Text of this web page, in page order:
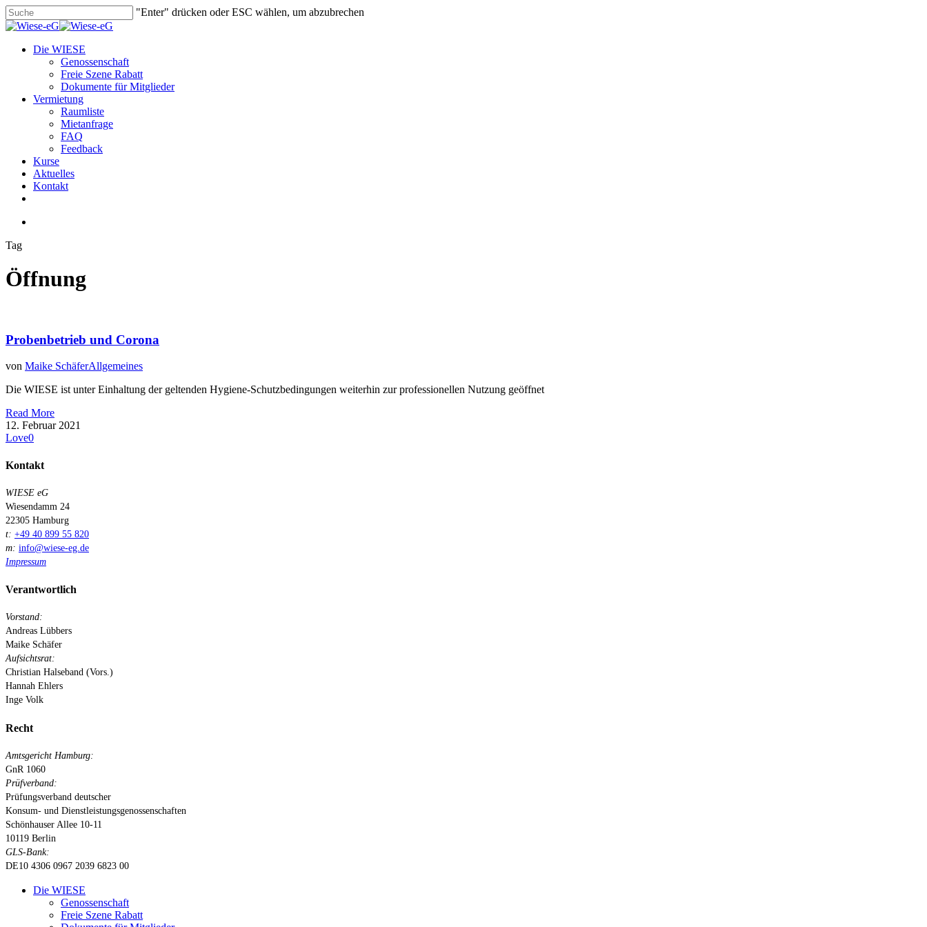
Skip
to
content
"Enter" drücken oder ESC wählen, um abzubrechen
Close
search
Menu
Die WIESE
Genossenschaft
Freie Szene Rabatt
Dokumente für Mitglieder
Vermietung
Raumliste
Mietanfrage
FAQ
Feedback
Kurse
Aktuelles
Kontakt
Tag
Öffnung
Probenbetrieb und Corona
von Maike SchäferAllgemeines
Die WIESE ist unter Einhaltung der geltenden Hygiene-Schutzbedingungen weiterhin zur professionellen Nutzung geöffnet
Read More
12. Februar 2021
Love0
Kontakt
WIESE eG
Wiesendamm 24
22305 Hamburg
t: +49 40 899 55 820
m: info@wiese-eg.de
Impressum
Verantwortlich
Vorstand:
Andreas Lübbers
Maike Schäfer
Aufsichtsrat:
Christian Halseband (Vors.)
Hannah Ehlers
Inge Volk
Recht
Amtsgericht Hamburg:
GnR 1060
Prüfverband:
Prüfungsverband deutscher
Konsum- und Dienstleistungsgenossenschaften
Schönhauser Allee 10-11
10119 Berlin
GLS-Bank:
DE10 4306 0967 2039 6823 00
Close
Die WIESE
Genossenschaft
Freie Szene Rabatt